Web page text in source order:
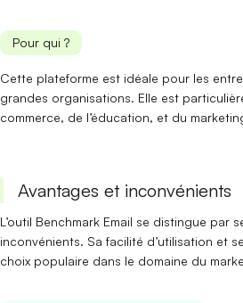
Pour qui ?
Cette plateforme est idéale pour les
grandes organisations. Elle est
commerce, de l’éducation, et du
Avantages et inconvénients
L’outil Benchmark Email se distingue par
inconvénients. Sa facilité d’utilisation et
choix populaire dans le domaine du